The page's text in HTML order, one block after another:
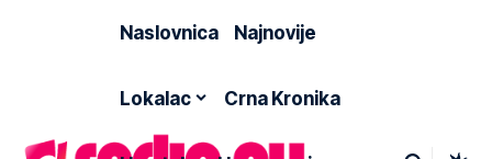
Naslovnica Najnovije
Lokalac Crna Kronika